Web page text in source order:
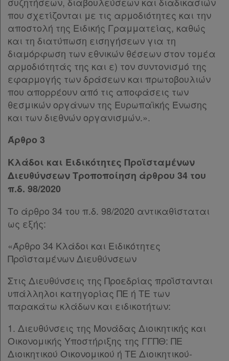
συνδρομητές
Τα
αγαπημένα
μου
Οι
σημειώσεις
μου
και
δε
που σχετίζονται με τις αρμοδιότητες και την
αποστολή της Ειδικής Γραμματείας, καθώς
και τη διατύπωση εισηγήσεων για τη
διαμόρφωση των εθνικών θέσεων στον τομέα
αρμοδιότητάς της και ε) τον συντονισμό της
εφαρμογής των δράσεων και πρωτοβουλιών
που απορρέουν από τις αποφάσεις των
θεσμικών οργάνων της Ευρωπαϊκής Ένωσης
και των διεθνών οργανισμών.».
Άρθρο 3
Κλάδοι και Ειδικότητες Προϊσταμένων
Διευθύνσεων Τροποποίηση άρθρου 34 του
π.δ. 98/2020
Το άρθρο 34 του π.δ. 98/2020 αντικαθίσταται
ως εξής:
«Άρθρο 34 Κλάδοι και Ειδικότητες
Προϊσταμένων Διευθύνσεων
Στις Διευθύνσεις της Προεδρίας προΐστανται
υπάλληλοι κατηγορίας ΠΕ ή ΤΕ των
παρακάτω κλάδων και ειδικοτήτων:
1. Διευθύνσεις της Μονάδας Διοικητικής και
Οικονομικής Υποστήριξης της ΓΓΠΘ: ΠΕ
Διοικητικού Οικονομικού ή ΤΕ Διοικητικού-